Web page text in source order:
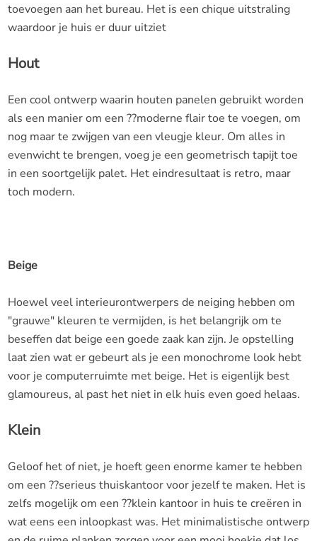
toevoegen aan het bureau. Het is een chique uitstraling
waardoor je huis er duur uitziet
Hout
Een cool ontwerp waarin houten panelen gebruikt worden
als een manier om een ??moderne flair toe te voegen, om
nog maar te zwijgen van een vleugje kleur. Om alles in
evenwicht te brengen, voeg je een geometrisch tapijt toe
in een soortgelijk palet. Het eindresultaat is retro, maar
toch modern.
Beige
Hoewel veel interieurontwerpers de neiging hebben om
"grauwe" kleuren te vermijden, is het belangrijk om te
beseffen dat beige een goede zaak kan zijn. Je opstelling
laat zien wat er gebeurt als je een monochrome look hebt
voor je computerruimte met beige. Het is eigenlijk best
glamoureus, al past het niet in elk huis even goed helaas.
Klein
Geloof het of niet, je hoeft geen enorme kamer te hebben
om een ??serieus thuiskantoor voor jezelf te maken. Het is
zelfs mogelijk om een ??klein kantoor in huis te creëren in
wat eens een inloopkast was. Het minimalistische ontwerp